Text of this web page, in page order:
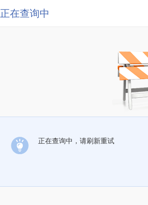
正在查询中
正在查询中，请刷新重试